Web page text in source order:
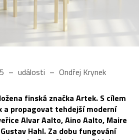
události Ondřej Krynek
finská značka Artek. S cílem
a propagovat tehdejší moderní
Alvar Aalto, Aino Aalto, Maire
Hahl. Za dobu fungování